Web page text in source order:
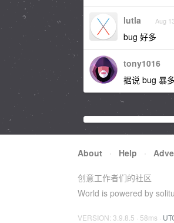
lutla Aug
bug 好多
tony1016
据说 bug 暴多
About · Help ·
创意工作者们的社区
World is powered by
VERSION: 3.9.8.5 · 58ms ·